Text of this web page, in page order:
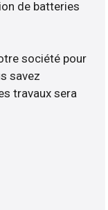
de batteries
société pour
savez
travaux sera